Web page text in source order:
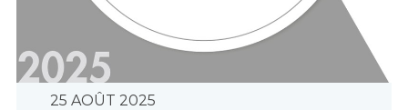
25 AOÛT 2025